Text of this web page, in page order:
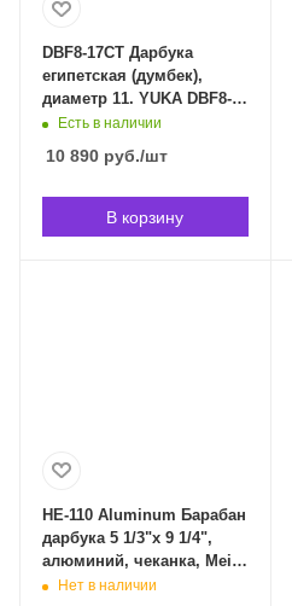
DBF8-17CT Дарбука
египетская (думбек),
диаметр 11. YUKA DBF8-
17CT в Владивостоке
Есть в наличии
10 890 руб./шт
В корзину
HE-110 Aluminum Барабан
дарбука 5 1/3"x 9 1/4",
алюминий, чеканка, Meinl
HE-110 в Владивостоке
Нет в наличии